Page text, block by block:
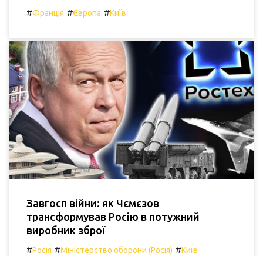
#Франція #Європа #Київ
Завгосп війни: як Чємєзов
трансформував Росію в потужний
виробник зброї
#Росія #Міністерство оборони (Росія) #Київ